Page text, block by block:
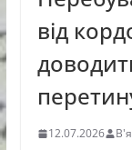
від
12.07.2026